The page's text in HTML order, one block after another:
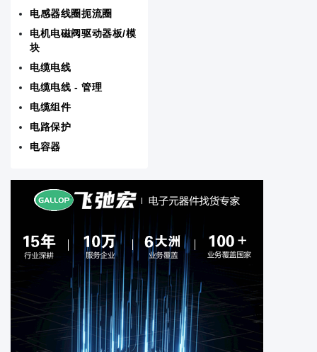
晶体振荡器谐振器
音频产品
线路保护配电备用
板安装电源
磁性元件 - 变压器电感器元件
电机电磁阀驱动器板/模块
电缆电线
电位计可变电阻器
工业自动化与控制
电感器线圈扼流圈
电机电磁阀驱动器板/模
块
电缆电线
电缆电线 - 管理
电缆组件
电路保护
电容器